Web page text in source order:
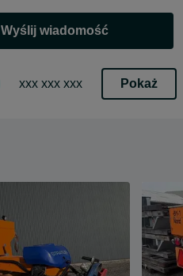
Wyślij wiadomość
xxx xxx xxx Pokaż